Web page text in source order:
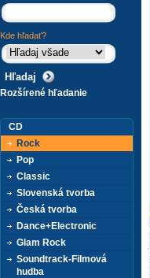
Kde hľadať?
Rozšírené hľadanie
CD
Rock
Pop
Classic
Slovenská tvorba
Česká tvorba
Dance+Electronic
Glam Rock
Soundtrack-Filmová
hudba